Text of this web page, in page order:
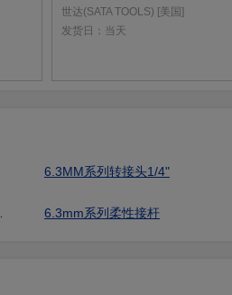
世达(SATA TOOLS) [美国]
发货日： 当天
6.3MM系列转接头1/4"
6.3mm系列柔性接杆